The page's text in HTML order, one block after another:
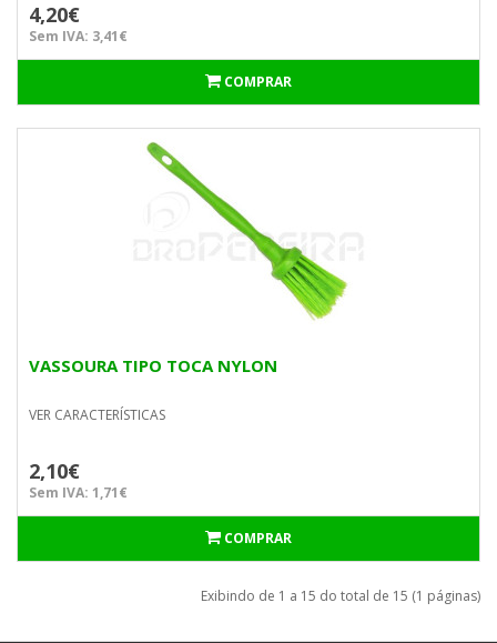
4,20€
Sem IVA: 3,41€
COMPRAR
VASSOURA TIPO TOCA NYLON
VER CARACTERÍSTICAS
2,10€
Sem IVA: 1,71€
COMPRAR
Exibindo de 1 a 15 do total de 15 (1 páginas)